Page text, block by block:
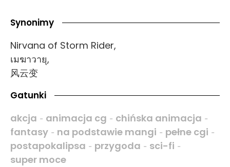
Synonimy
Nirvana of Storm Rider,
เมฆาวายุ,
风云变
Gatunki
akcja - animacja cg - chińska animacja -
fantasy - na podstawie mangi - pełne cgi -
postapokalipsa - przygoda - sci-fi -
super moce